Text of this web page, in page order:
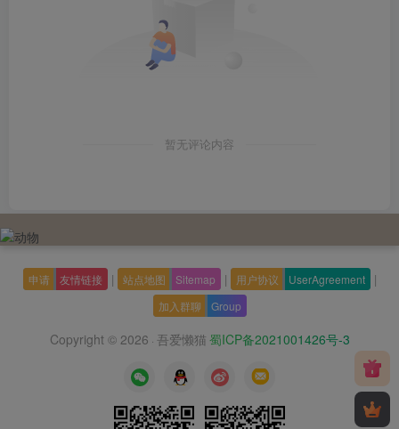
暂无评论内容
申请 友情链接 | 站点地图 Sitemap | 用户协议 UserAgreement |
加入群聊 Group
Copyright © 2026 · 吾爱懒猫 蜀ICP备2021001426号-3